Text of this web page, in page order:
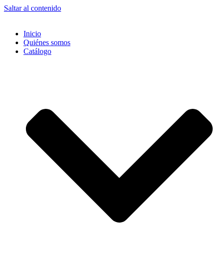
Saltar al contenido
Inicio
Quiénes somos
Catálogo